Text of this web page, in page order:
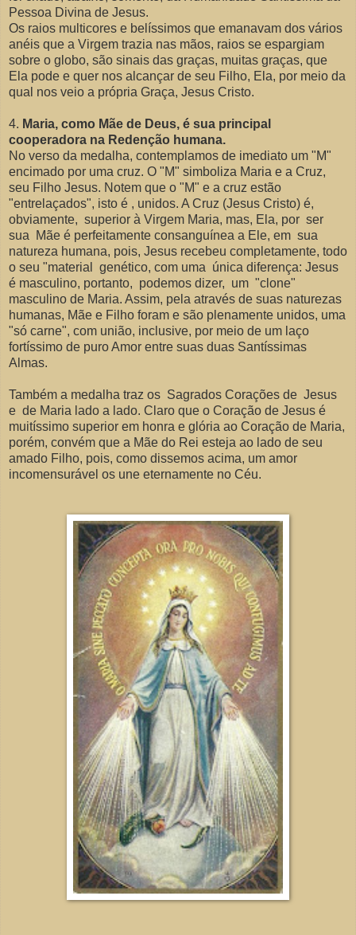
Pessoa Divina de Jesus.
Os raios multicores e belíssimos que emanavam dos vários
anéis que a Virgem trazia nas mãos, raios se espargiam
sobre o globo, são sinais das graças, muitas graças, que
Ela pode e quer nos alcançar de seu Filho, Ela, por meio da
qual nos veio a própria Graça, Jesus Cristo.
4. Maria, como Mãe de Deus, é sua principal
cooperadora na Redenção humana.
No verso da medalha, contemplamos de imediato um "M"
encimado por uma cruz. O "M" simboliza Maria e a Cruz,
seu Filho Jesus. Notem que o "M" e a cruz estão
"entrelaçados", isto é , unidos. A Cruz (Jesus Cristo) é,
obviamente, superior à Virgem Maria, mas, Ela, por ser
sua Mãe é perfeitamente consanguínea a Ele, em sua
natureza humana, pois, Jesus recebeu completamente, todo
o seu "material genético, com uma única diferença: Jesus
é masculino, portanto, podemos dizer, um "clone"
masculino de Maria. Assim, pela através de suas naturezas
humanas, Mãe e Filho foram e são plenamente unidos, uma
"só carne", com união, inclusive, por meio de um laço
fortíssimo de puro Amor entre suas duas Santíssimas
Almas.
Também a medalha traz os Sagrados Corações de Jesus
e de Maria lado a lado. Claro que o Coração de Jesus é
muitíssimo superior em honra e glória ao Coração de Maria,
porém, convém que a Mãe do Rei esteja ao lado de seu
amado Filho, pois, como dissemos acima, um amor
incomensurável os une eternamente no Céu.